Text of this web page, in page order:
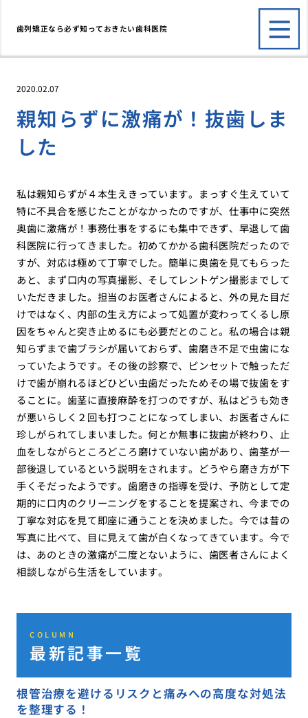
歯列矯正なら必ず知っておきたい歯科医院
2020.02.07
親知らずに激痛が！抜歯しま
した
私は親知らずが４本生えきっています。まっすぐ生えていて
特に不具合を感じたことがなかったのですが、仕事中に突然
奥歯に激痛が！事務仕事をするにも集中できず、早退して歯
科医院に行ってきました。初めてかかる歯科医院だったので
すが、対応は極めて丁寧でした。簡単に奥歯を見てもらった
あと、まず口内の写真撮影、そしてレントゲン撮影までして
いただきました。担当のお医者さんによると、外の見た目だ
けではなく、内部の生え方によって処置が変わってくるし原
因をちゃんと突き止めるにも必要だとのこと。私の場合は親
知らずまで歯ブラシが届いておらず、歯磨き不足で虫歯にな
っていたようです。その後の診察で、ピンセットで触っただ
けで歯が崩れるほどひどい虫歯だったためその場で抜歯をす
ることに。歯茎に直接麻酔を打つのですが、私はどうも効き
が悪いらしく２回も打つことになってしまい、お医者さんに
珍しがられてしまいました。何とか無事に抜歯が終わり、止
血をしながらところどころ磨けていない歯があり、歯茎が一
部後退しているという説明をされます。どうやら磨き方が下
手くそだったようです。歯磨きの指導を受け、予防として定
期的に口内のクリーニングをすることを提案され、今までの
丁寧な対応を見て即座に通うことを決めました。今では昔の
写真に比べて、目に見えて歯が白くなってきています。今で
は、あのときの激痛が二度とないように、歯医者さんによく
相談しながら生活をしています。
COLUMN
最新記事一覧
根管治療を避けるリスクと痛みへの高度な対処法
を整理する！